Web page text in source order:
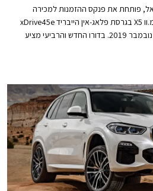
פותחת את פנקס ההזמנות למכירה
מוקדמת של רכבי הפנאי שטח ב.מ.וו X5 בגרסת פלאג-אין הייבריד xDrive45e
אשר ימסרו ללקוחות החל מחודש נובמבר 2019. בדורו החדש והרביעי מציע